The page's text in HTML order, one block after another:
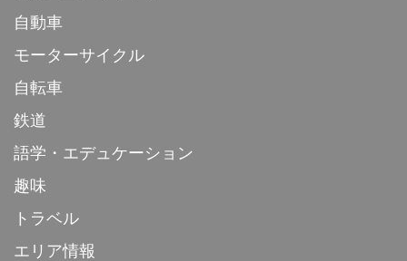
自動車
モーターサイクル
自転車
鉄道
語学・エデュケーション
趣味
トラベル
エリア情報